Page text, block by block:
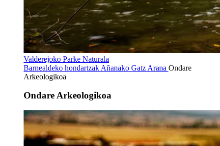
Valderejoko Parke Naturala
Barnealdeko hondartzak Añanako Gatz Arana Ondare
Arkeologikoa
Ondare Arkeologikoa